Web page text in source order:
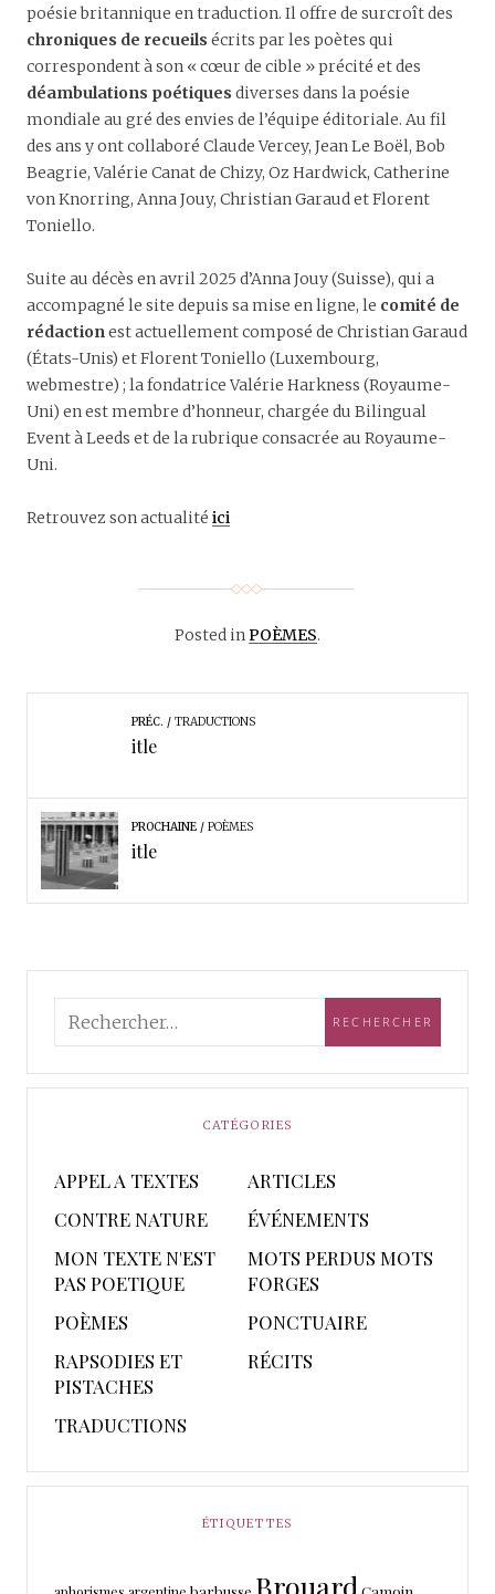
poésie britannique en traduction. Il offre de surcroît des
chroniques de recueils écrits par les poètes qui
correspondent à son « cœur de cible » précité et des
déambulations poétiques diverses dans la poésie
mondiale au gré des envies de l’équipe éditoriale. Au fil
des ans y ont collaboré Claude Vercey, Jean Le Boël, Bob
Beagrie, Valérie Canat de Chizy, Oz Hardwick, Catherine
von Knorring, Anna Jouy, Christian Garaud et Florent
Toniello.
Suite au décès en avril 2025 d’Anna Jouy (Suisse), qui a
accompagné le site depuis sa mise en ligne, le comité de
rédactionest actuellement composé de Christian Garaud
(États-Unis) et Florent Toniello (Luxembourg,
webmestre) ; la fondatrice Valérie Harkness (Royaume-
Uni) en est membre d’honneur, chargée du Bilingual
Event à Leeds et de la rubrique consacrée au Royaume-
Uni.
Retrouvez son actualité ici
Posted inPOÈMES.
PRÉC. TRADUCTIONS
itle
PROCHAINE POÈMES
itle
CATÉGORIES
APPEL A TEXTES
ARTICLES
CONTRE NATURE
ÉVÉNEMENTS
MON TEXTE N'EST
PAS POETIQUE
MOTS PERDUS MOTS
FORGES
POÈMES
PONCTUAIRE
RAPSODIES ET
PISTACHES
RÉCITS
TRADUCTIONS
ÉTIQUETTES
Brouard